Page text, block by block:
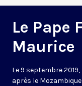
Le Pape
Maurice
Le 9 septembre
après le